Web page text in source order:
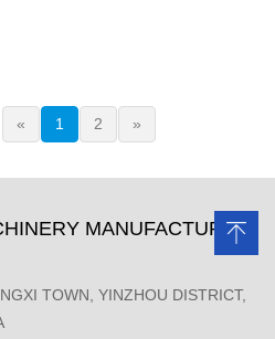
« 1 2 »
MANUFACTURE
TOWN, YINZHOU DISTRICT,